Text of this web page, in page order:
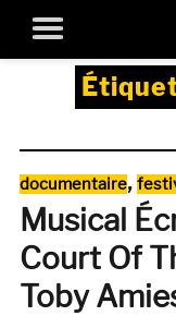
Catégories
documentaire,
Musical
Court Of
Toby